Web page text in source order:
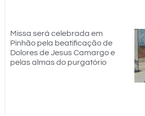
Missa será celebrada em
Pinhão pela beatificação de
Dolores de Jesus Camargo e
pelas almas do purgatório